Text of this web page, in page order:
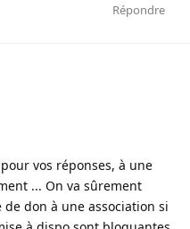
Répondre
vos réponses, à une
... On va sûrement
don à une association si